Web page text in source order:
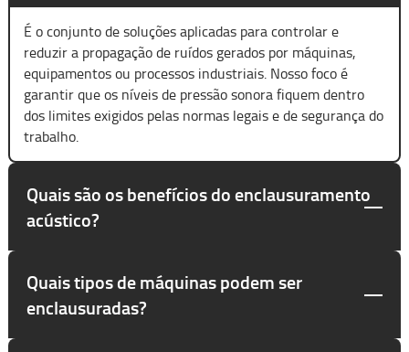
É o conjunto de soluções aplicadas para controlar e
reduzir a propagação de ruídos gerados por máquinas,
equipamentos ou processos industriais. Nosso foco é
garantir que os níveis de pressão sonora fiquem dentro
dos limites exigidos pelas normas legais e de segurança do
trabalho.
Quais são os benefícios do enclausuramento
acústico?
Quais tipos de máquinas podem ser
enclausuradas?